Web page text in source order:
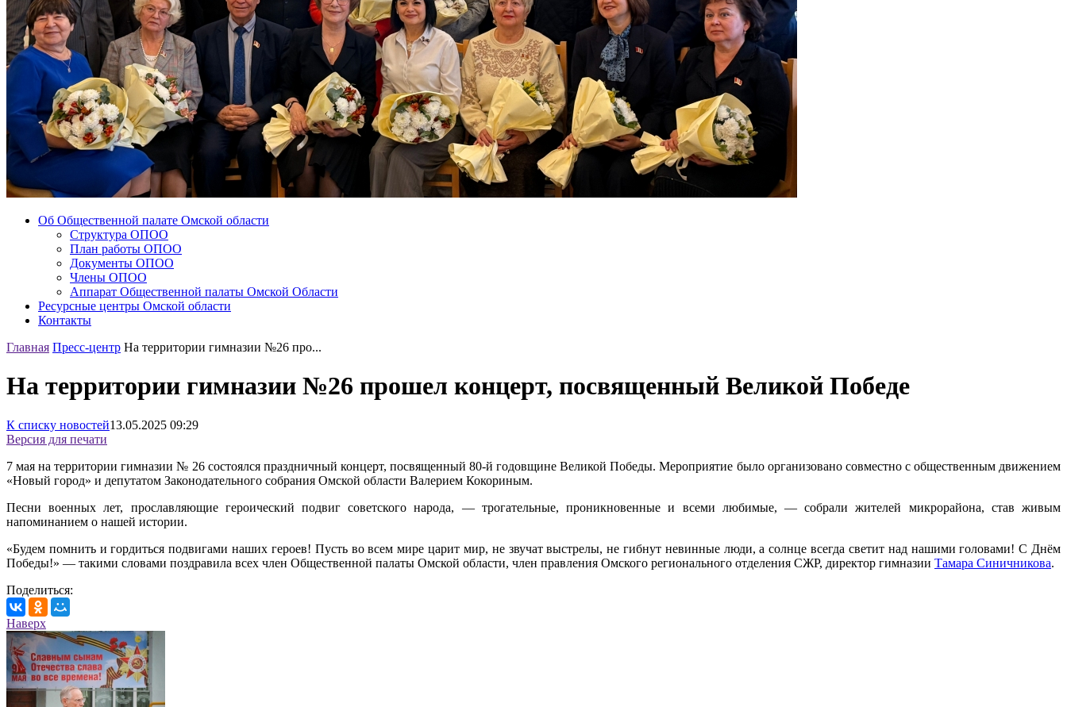
Об Общественной палате Омской области
Структура ОПОО
План работы ОПОО
Документы ОПОО
Члены ОПОО
Аппарат Общественной палаты Омской Области
Ресурсные центры Омской области
Контакты
Главная Пресс-центр На территории гимназии №26 про...
На территории гимназии №26 прошел концерт, посвященный Великой Победе
К списку новостей13.05.2025 09:29
Версия для печати
7 мая на территории гимназии № 26 состоялся праздничный концерт, посвященный 80-й годовщине Великой Победы. Мероприятие было организовано совместно с общественным движением
«Новый город» и депутатом Законодательного собрания Омской области Валерием Кокориным.
Песни военных лет, прославляющие героический подвиг советского народа, — трогательные, проникновенные и всеми любимые, — собрали жителей микрорайона, став живым
напоминанием о нашей истории.
«Будем помнить и гордиться подвигами наших героев! Пусть во всем мире царит мир, не звучат выстрелы, не гибнут невинные люди, а солнце всегда светит над нашими головами! С Днём
Победы!» — такими словами поздравила всех член Общественной палаты Омской области, член правления Омского регионального отделения СЖР, директор гимназии Тамара Синичникова.
Поделиться:
Наверх